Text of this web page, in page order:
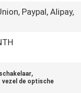
Paypal, Alipay,
,
vezel de optische